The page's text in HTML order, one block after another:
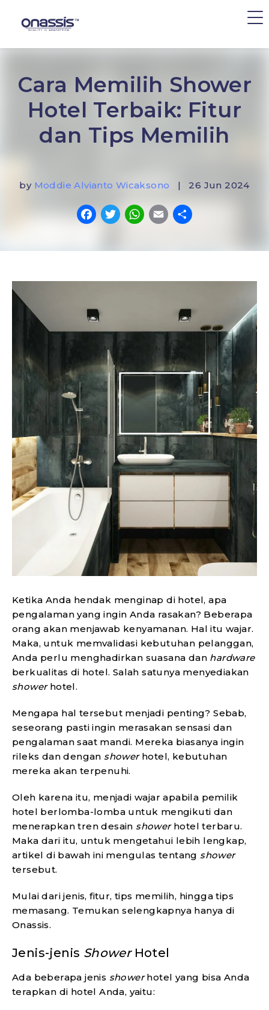
Cara Memilih Shower
Hotel Terbaik: Fitur
dan Tips Memilih
by Moddie Alvianto Wicaksono | 26 Jun 2024
Facebook
Twitter
WhatsApp
Email
Ketika Anda hendak menginap di hotel, apa
pengalaman yang ingin Anda rasakan? Beberapa
orang akan menjawab kenyamanan. Hal itu wajar.
Maka, untuk memvalidasi kebutuhan pelanggan,
Anda perlu menghadirkan suasana dan hardware
berkualitas di hotel. Salah satunya menyediakan
shower hotel.
Mengapa hal tersebut menjadi penting? Sebab,
seseorang pasti ingin merasakan sensasi dan
pengalaman saat mandi. Mereka biasanya ingin
rileks dan dengan shower hotel, kebutuhan
mereka akan terpenuhi.
Oleh karena itu, menjadi wajar apabila pemilik
hotel berlomba-lomba untuk mengikuti dan
menerapkan tren desain showerhotel terbaru.
Maka dari itu, untuk mengetahui lebih lengkap,
artikel di bawah ini mengulas tentang shower
tersebut.
Mulai dari jenis, fitur, tips memilih, hingga tips
memasang. Temukan selengkapnya hanya di
Onassis.
Jenis-jenis ShowerHotel
Ada beberapa jenis showerhotel yang bisa Anda
terapkan di hotel Anda, yaitu: